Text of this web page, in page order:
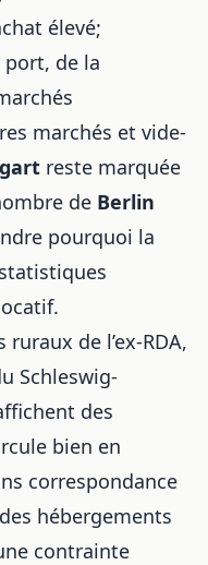
élevé;
de la
marchés et vide-
reste marquée
de Berlin
pourquoi la
de l’ex-RDA,
Schleswig-
des
bien en
correspondance
hébergements
contrainte